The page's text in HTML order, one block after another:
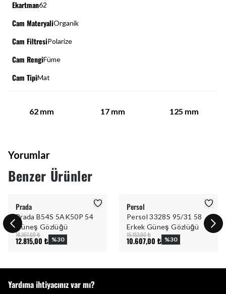
Ekartman62
Cam MateryaliOrganik
Cam FiltresiPolarize
Cam RengiFüme
Cam TipiMat
62 mm 17 mm 125 mm
Yorumlar
Benzer Ürünler
Prada
Prada B54S 5AK50P 54
Güneş Gözlüğü
18.307,00 ₺
12.815,00 ₺ %30
Persol
Persol 3328S 95/31 58
Erkek Güneş Gözlüğü
15.153,00 ₺
10.607,00 ₺ %30
Yardıma ihtiyacınız var mı?